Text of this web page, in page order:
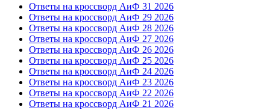
Ответы на кроссворд АиФ 31 2026
Ответы на кроссворд АиФ 29 2026
Ответы на кроссворд АиФ 28 2026
Ответы на кроссворд АиФ 27 2026
Ответы на кроссворд АиФ 26 2026
Ответы на кроссворд АиФ 25 2026
Ответы на кроссворд АиФ 24 2026
Ответы на кроссворд АиФ 23 2026
Ответы на кроссворд АиФ 22 2026
Ответы на кроссворд АиФ 21 2026